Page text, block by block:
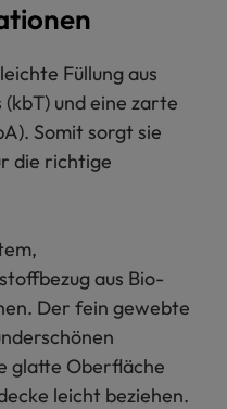
Füllung aus
und eine zarte
Somit sorgt sie
die richtige
aus Bio-
Der fein gewebte
glatte Oberfläche
leicht beziehen.